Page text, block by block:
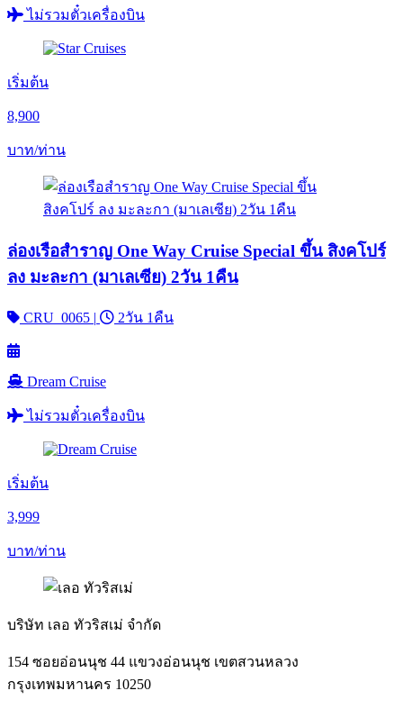
ไม่รวมตั๋วเครื่องบิน
เริ่มต้น
8,900
บาท/ท่าน
ล่องเรือสำราญ One Way Cruise Special ขึ้น สิงคโปร์
ลง มะละกา (มาเลเซีย) 2วัน 1คืน
CRU_0065 | 2วัน 1คืน
Dream Cruise
ไม่รวมตั๋วเครื่องบิน
เริ่มต้น
3,999
บาท/ท่าน
บริษัท เลอ ทัวริสเม่ จำกัด
154 ซอยอ่อนนุช 44 แขวงอ่อนนุช เขตสวนหลวง
กรุงเทพมหานคร 10250